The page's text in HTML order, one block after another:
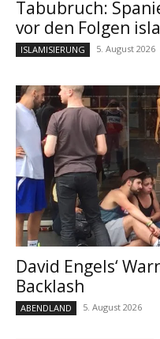
Tabubruch:
vor den Folgen
ISLAMISIERUNG 5. August 2026
David Engels‘
Backlash
ABENDLAND 5. August 2026